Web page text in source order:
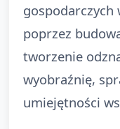
gospodarczych
poprzez
tworzenie
wyobraźnię,
umiejętności